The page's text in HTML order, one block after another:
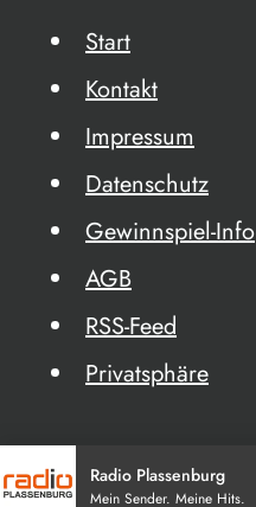
Start
Kontakt
Impressum
Datenschutz
Gewinnspiel-Info
AGB
RSS-Feed
Privatsphäre
Radio Plassenburg
Mein Sender. Meine Hits.